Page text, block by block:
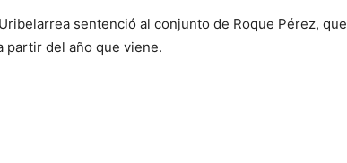
sentenció al conjunto de Roque Pérez, que
partir del año que viene.